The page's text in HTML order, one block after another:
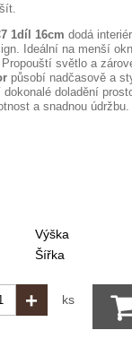
1díl 16cm dodá
Ideální na menší
světlo a
působí nadčasově a
doladění
a snadnou údržbu.
Výška
Šířka
+ ks